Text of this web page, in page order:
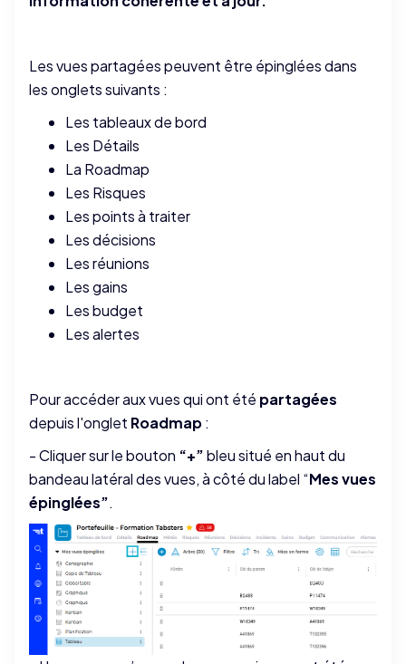
Les vues partagées peuvent être épinglées dans
les onglets suivants :
Les tableaux de bord
Les Détails
La Roadmap
Les Risques
Les points à traiter
Les décisions
Les réunions
Les gains
Les budget
Les alertes
Pour accéder aux vues qui ont été partagées
depuis l'onglet Roadmap:
- Cliquer sur le bouton “+”bleu situé en haut du
bandeau latéral des vues, à côté du label “Mes vues
épinglées”.